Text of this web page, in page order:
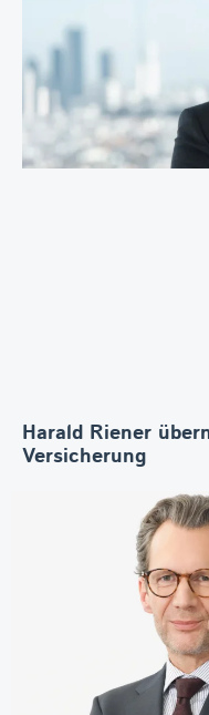
Harald Riener
Versicherung